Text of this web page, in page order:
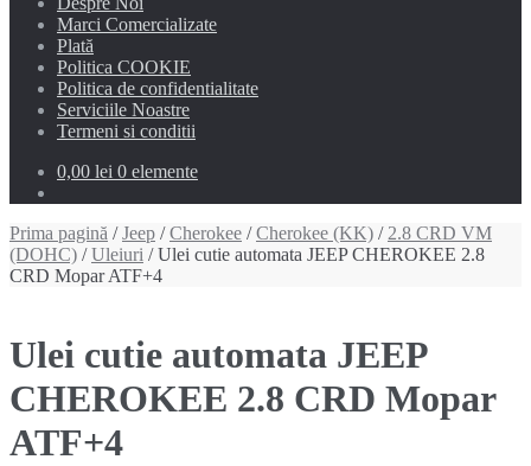
Marci Comercializate
Plată
Politica COOKIE
Politica de confidentialitate
Serviciile Noastre
Termeni si conditii
0,00 lei 0 elemente
Prima pagină /Jeep /Cherokee /Cherokee (KK) / 2.8 CRD VM
(DOHC) /Uleiuri / Ulei cutie automata JEEP CHEROKEE 2.8
CRD Mopar ATF+4
Ulei cutie automata JEEP
CHEROKEE 2.8 CRD Mopar
ATF+4